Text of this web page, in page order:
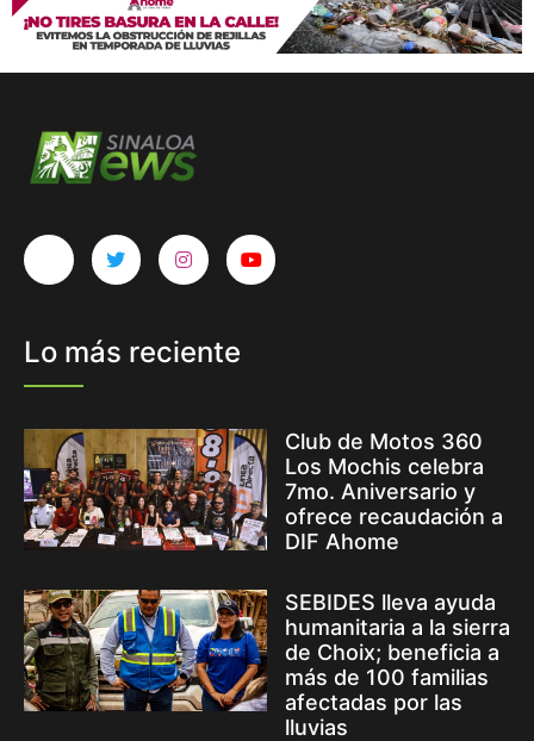
Lo más reciente
Club de Motos 360
Los Mochis celebra
7mo. Aniversario y
ofrece recaudación a
DIF Ahome
SEBIDES lleva ayuda
humanitaria a la sierra
de Choix; beneficia a
más de 100 familias
afectadas por las
lluvias